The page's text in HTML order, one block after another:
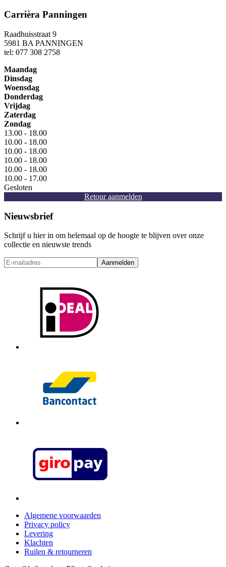
Carrièra Panningen
Raadhuisstraat 9
5981 BA PANNINGEN
tel: 077 308 2758
Maandag
Dinsdag
Woensdag
Donderdag
Vrijdag
Zaterdag
Zondag
13.00 - 18.00
10.00 - 18.00
10.00 - 18.00
10.00 - 18.00
10.00 - 18.00
10.00 - 17.00
Gesloten
Retour aanmelden
Nieuwsbrief
Schrijf u hier in om helemaal op de hoogte te blijven over onze
collectie en nieuwste trends
Aanmelden
Algemene voorwaarden
Privacy policy
Levering
Klachten
Ruilen & retourneren